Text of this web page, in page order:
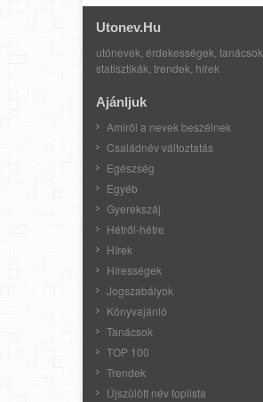
Utonev.hu
utónevek, érdekességek, tanácsok,
statisztikák, trendek, hírek
Ajánljuk
Amiről a nevek beszélnek
Családnév változtatás
Egészség
Egyéb
Gyerekszáj
Hétről-hétre
Hírek
Hírességek
Jogszabályok
Könyvajánló
Tanácsok
TOP 100
Trendek
Újszülött név toplista